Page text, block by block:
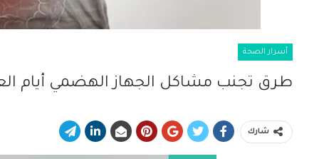
أسرار الصحة
طرق تجنب مشاكل الجهاز الهضمي أيام
شارك